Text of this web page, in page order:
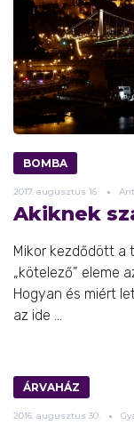
BOMBA
2017. augusztus 16.
Akiknek
Mikor kezdődött a
„kötelező” eleme
Hogyan és miért
az ide ...
ÁRVAHÁZ
2016. augusztus 30.